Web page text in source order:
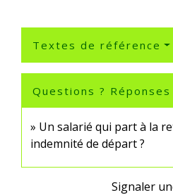
Textes de référence
Questions ? Réponses
Un salarié qui part à la
indemnité de départ ?
Signaler